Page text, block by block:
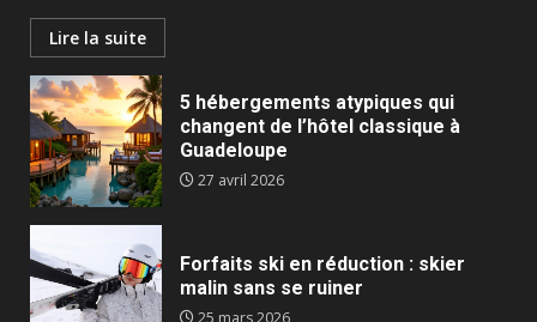
Lire la suite
5 hébergements atypiques qui
changent de l’hôtel classique à
Guadeloupe
27 avril 2026
Forfaits ski en réduction : skier
malin sans se ruiner
25 mars 2026